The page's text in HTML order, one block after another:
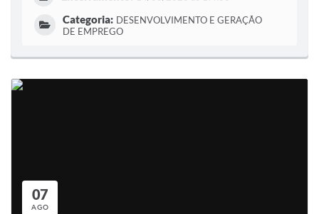
Categoria: DESENVOLVIMENTO E GERAÇÃO
DE EMPREGO
07
AGO